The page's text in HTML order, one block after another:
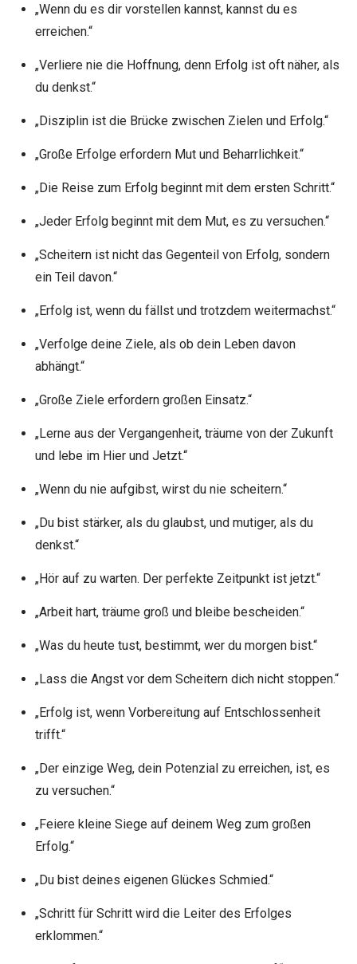
„Wenn du es dir vorstellen kannst, kannst du es
erreichen.“
„Verliere nie die Hoffnung, denn Erfolg ist oft näher, als
du denkst.“
„Disziplin ist die Brücke zwischen Zielen und Erfolg.“
„Große Erfolge erfordern Mut und Beharrlichkeit.“
„Die Reise zum Erfolg beginnt mit dem ersten Schritt.“
„Jeder Erfolg beginnt mit dem Mut, es zu versuchen.“
„Scheitern ist nicht das Gegenteil von Erfolg, sondern
ein Teil davon.“
„Erfolg ist, wenn du fällst und trotzdem weitermachst.“
„Verfolge deine Ziele, als ob dein Leben davon
abhängt.“
„Große Ziele erfordern großen Einsatz.“
„Lerne aus der Vergangenheit, träume von der Zukunft
und lebe im Hier und Jetzt.“
„Wenn du nie aufgibst, wirst du nie scheitern.“
„Du bist stärker, als du glaubst, und mutiger, als du
denkst.“
„Hör auf zu warten. Der perfekte Zeitpunkt ist jetzt.“
„Arbeit hart, träume groß und bleibe bescheiden.“
„Was du heute tust, bestimmt, wer du morgen bist.“
„Lass die Angst vor dem Scheitern dich nicht stoppen.“
„Erfolg ist, wenn Vorbereitung auf Entschlossenheit
trifft.“
„Der einzige Weg, dein Potenzial zu erreichen, ist, es
zu versuchen.“
„Feiere kleine Siege auf deinem Weg zum großen
Erfolg.“
„Du bist deines eigenen Glückes Schmied.“
„Schritt für Schritt wird die Leiter des Erfolges
erklommen.“